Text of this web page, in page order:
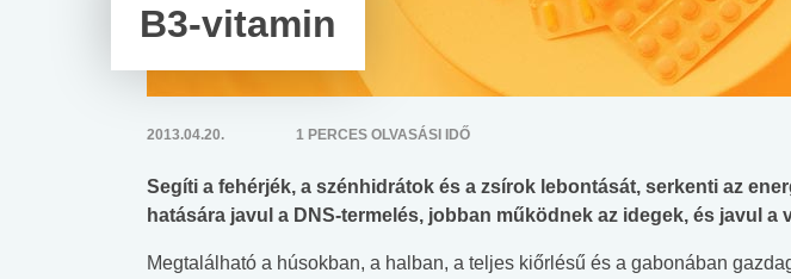
B3-vitamin
2013.04.20. 1 PERCES OLVASÁSI IDŐ
Segíti a fehérjék, a szénhidrátok és a zsírok lebontását, serkenti az
hatására javul a DNS-termelés, jobban működnek az idegek, és javul a
Megtalálható a húsokban, a halban, a teljes kiőrlésű és a gabonában